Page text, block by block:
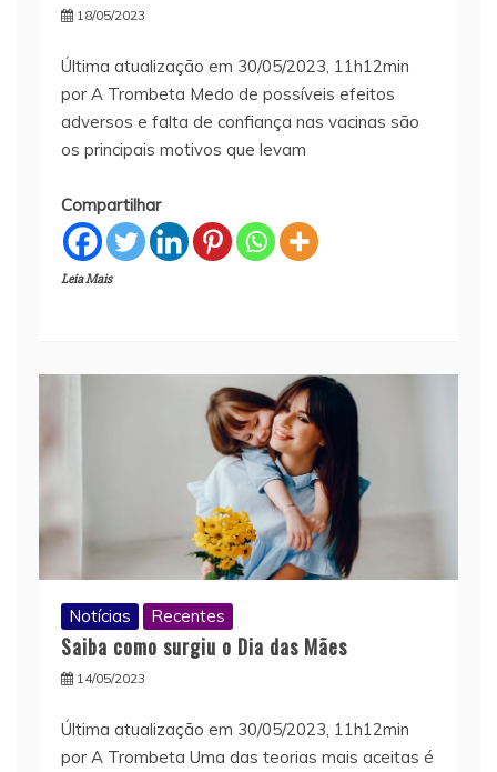
18/05/2023
Última atualização em 30/05/2023, 11h12min
por A Trombeta Medo de possíveis efeitos
adversos e falta de confiança nas vacinas são
os principais motivos que levam
Compartilhar
Leia Mais
Notícias Recentes
Saiba como surgiu o Dia das Mães
14/05/2023
Última atualização em 30/05/2023, 11h12min
por A Trombeta Uma das teorias mais aceitas é